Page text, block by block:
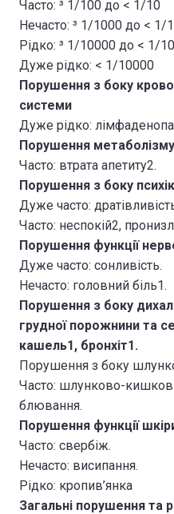
Часто: ³ 1/100 до < 1/10
Нечасто: ³ 1/1000 до < 1/
Рідко: ³ 1/10000 до < 1/
Дуже рідко: < 1/10000
Порушення з боку
системи
Дуже рідко:
Порушення
Часто: втрата апетиту2.
Порушення з боку
Дуже часто:
Часто: неспокій2,
Порушення функції
Дуже часто: сонливість.
Нечасто: головний біль1.
Порушення з боку
грудної порожнини та
кашель1, бронхіт1.
Порушення з боку
Часто: шлунково-кишкові
блювання.
Порушення функції
Часто: свербіж.
Нечасто: висипання.
Рідко: кропив’янка
Загальні порушення та